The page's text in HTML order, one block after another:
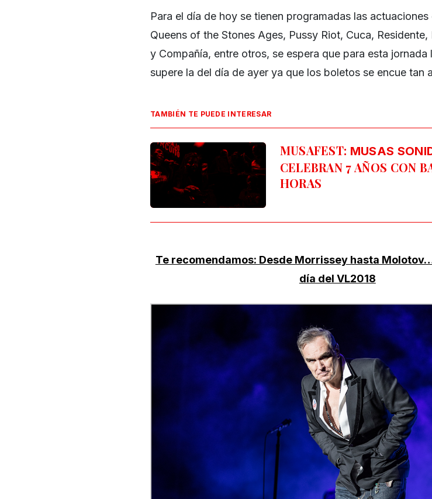
Para el día de hoy se tienen programadas las actuaciones
Queens of the Stones Ages, Pussy Riot, Cuca,
y Compañía, entre otros, se espera que para esta jornada
supere la del día de ayer ya que los boletos se encue tan
TAMBIÉN TE PUEDE INTERESAR
MUSAFEST: MUSAS
CELEBRAN 7 AÑOS CON
HORAS
Te recomendamos: Desde Morrissey hasta
día del VL2018